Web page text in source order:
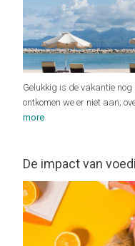
Gelukkig is de vakantie nog
ontkomen we er niet aan;
more
De impact van